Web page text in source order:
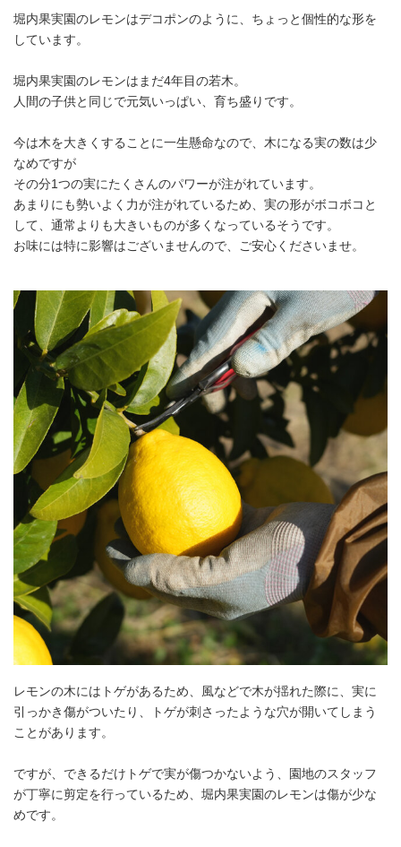
堀内果実園のレモンはデコポンのように、ちょっと個性的な形を
しています。
堀内果実園のレモンはまだ4年目の若木。
人間の子供と同じで元気いっぱい、育ち盛りです。
今は木を大きくすることに一生懸命なので、木になる実の数は少
なめですが
その分1つの実にたくさんのパワーが注がれています。
あまりにも勢いよく力が注がれているため、実の形がボコボコと
して、通常よりも大きいものが多くなっているそうです。
お味には特に影響はございませんので、ご安心くださいませ。
レモンの木にはトゲがあるため、風などで木が揺れた際に、実に
引っかき傷がついたり、トゲが刺さったような穴が開いてしまう
ことがあります。
ですが、できるだけトゲで実が傷つかないよう、園地のスタッフ
が丁寧に剪定を行っているため、堀内果実園のレモンは傷が少な
めです。